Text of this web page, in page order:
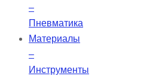
–
Пневматика
Материалы
–
Инструменты